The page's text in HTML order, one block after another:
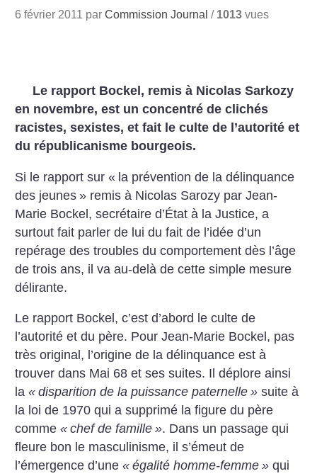
6 février 2011 parCommission Journal / 1013 vues
Le rapport Bockel, remis à Nicolas Sarkozy
en novembre, est un concentré de clichés
racistes, sexistes, et fait le culte de l’autorité et
du républicanisme bourgeois.
Si le rapport sur « la prévention de la délinquance
des jeunes » remis à Nicolas Sarozy par Jean-
Marie Bockel, secrétaire d’État à la Justice, a
surtout fait parler de lui du fait de l’idée d’un
repérage des troubles du comportement dès l’âge
de trois ans, il va au-delà de cette simple mesure
délirante.
Le rapport Bockel, c’est d’abord le culte de
l’autorité et du père. Pour Jean-Marie Bockel, pas
très original, l’origine de la délinquance est à
trouver dans Mai 68 et ses suites. Il déplore ainsi
la« disparition de la puissance paternelle » suite à
la loi de 1970 qui a supprimé la figure du père
comme« chef de famille ». Dans un passage qui
fleure bon le masculinisme, il s’émeut de
l’émergence d’une« égalité homme-femme » qui